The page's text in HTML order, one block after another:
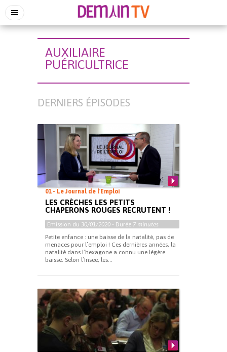
AUXILIAIRE
PUÉRICULTRICE
DERNIERS ÉPISODES
01 - Le Journal de l'Emploi
LES CRÈCHES LES PETITS
CHAPERONS ROUGES RECRUTENT !
Emission du 30/01/2020 - Durée 7 minutes
Petite enfance : une baisse de la natalité, pas de
menaces pour l’emploi ! Ces dernières années, la
natalité dans l’hexagone a connu une légère
baisse. Selon l’Insee, les...